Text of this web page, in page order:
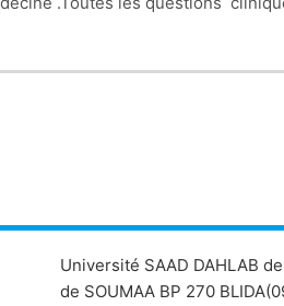
Université SAAD DAHLAB
de SOUMAA BP 270